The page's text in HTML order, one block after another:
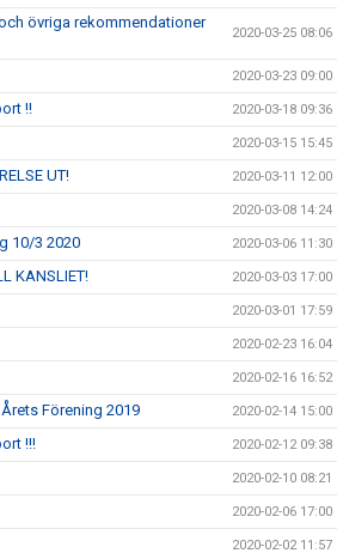
övriga rekommendationer
2020-03-25 08:06
2020-03-23 09:00
!! 2020-03-18 09:36
2020-03-15 15:45
UT! 2020-03-11 12:00
2020-03-08 14:24
10/3 2020 2020-03-06 11:30
KANSLIET! 2020-03-03 17:00
2020-03-01 17:59
2020-02-23 16:04
2020-02-16 16:52
Förening 2019 2020-02-14 15:00
!!! 2020-02-12 09:38
2020-02-10 08:21
2020-02-06 17:00
2020-02-02 11:57